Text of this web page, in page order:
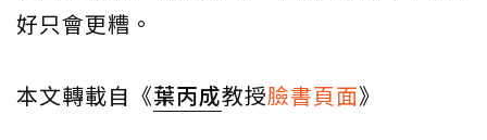
好只會更糟。
本文轉載自《葉丙成教授臉書頁面》